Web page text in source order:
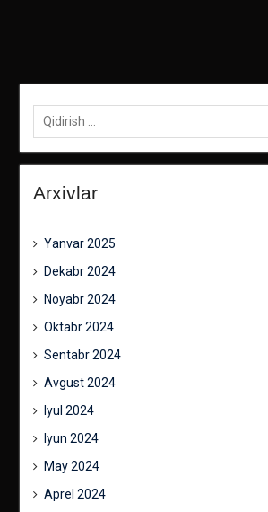
Qidirish:
Arxivlar
Yanvar 2025
Dekabr 2024
Noyabr 2024
Oktabr 2024
Sentabr 2024
Avgust 2024
Iyul 2024
Iyun 2024
May 2024
Aprel 2024